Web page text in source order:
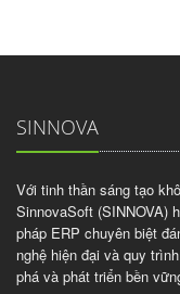
SINNOVA
Với tinh thần sáng tạo
SinnovaSoft (SINNOVA)
pháp ERP chuyên biệt
nghệ hiện đại và quy
phá và phát triển bền